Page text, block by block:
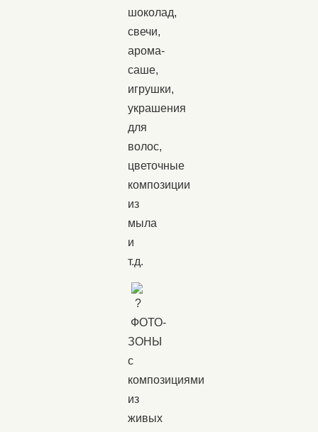
шоколад,
свечи,
арома-
саше,
игрушки,
украшения
для
волос,
цветочные
композиции
из
мыла
и
т.д.
ФОТО-
ЗОНЫ
с
композициями
из
живых